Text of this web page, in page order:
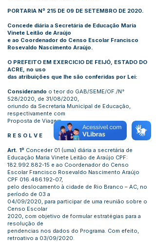
PORTARIA Nº 215 DE 09 DE SETEMBRO DE 2020.
Concede diária a Secretária de Educação Maria
Vinete Leitão de Araújo
e ao Coordenador do Censo Escolar Francisco
Rosevaldo Nascimento Araújo.
O PREFEITO EM EXERCICIO DE FEIJÓ, ESTADO DO
ACRE, no uso
das atribuições que lhe são conferidas por Lei:
Considerando o teor do GAB/SEME/OF./N°
528/2020, de 31/08/2020,
oriundo da Secretaria Municipal de Educação,
respectivamente com
Proposta de Viagem.
R E S O L V E
Art. 1º Conceder 01 (uma) diária a secretária de
Educação Maria Vinete Leitão de Araújo CPF:
182.992.882-15 e ao Coordenador do Censo
Escolar Francisco Rosevaldo Nascimento Araújo
CPF 016.486.192-07,
pelo deslocamento à cidade de Rio Branco – AC, no
período de 03 a
04/09/2020, para participar de uma reunião sobre o
Censo Escolar
2020, com objetivo de formular estratégias para a
resolução de
pendencias nos dados do Programa. Com efeito,
retroativo a 03/09/2020.